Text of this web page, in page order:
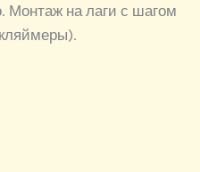
Монтаж на лаги с шагом